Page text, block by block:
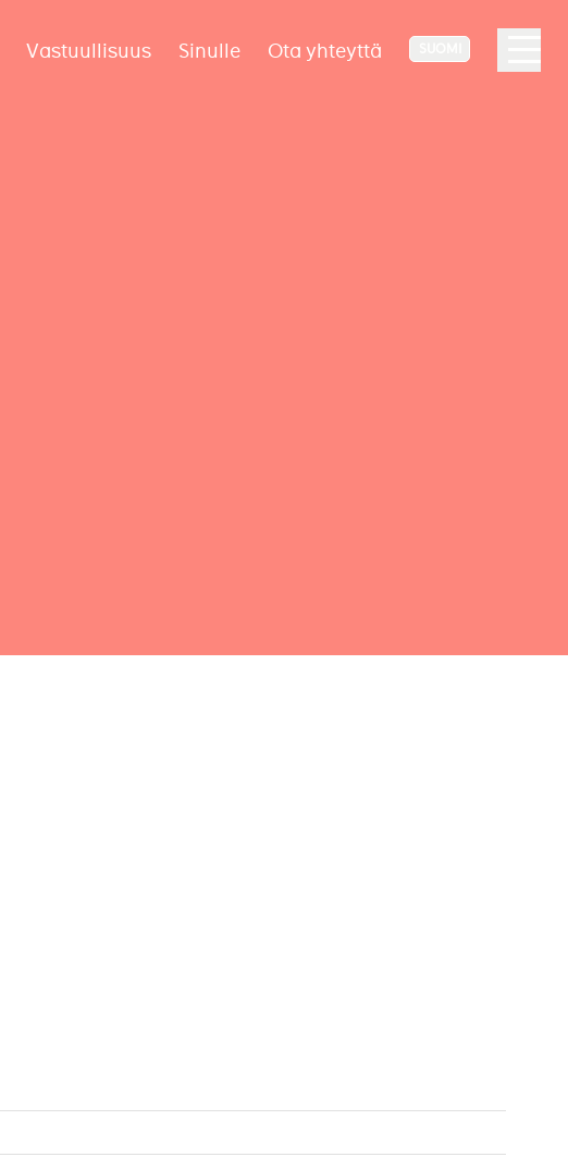
Vastuullisuus Sinulle Ota yhteyttä